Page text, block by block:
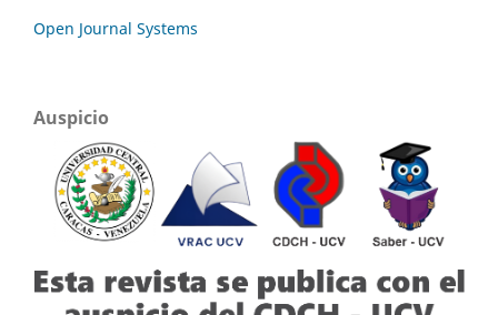
Open Journal Systems
Auspicio